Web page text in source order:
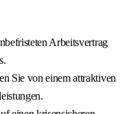
Arbeitsvertrag
Sie von einem attraktiven